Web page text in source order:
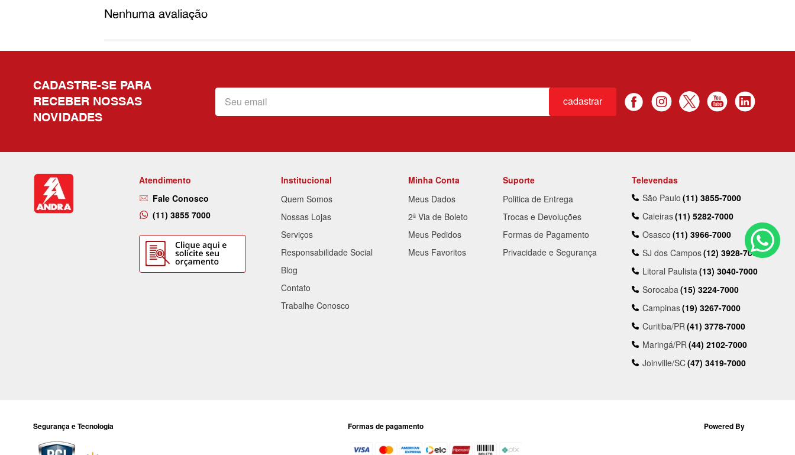
Nenhuma avaliação
CADASTRE-SE PARA
RECEBER NOSSAS
NOVIDADES
cadastrar
Atendimento
Fale Conosco
(11) 3855 7000
Institucional
Quem Somos
Nossas Lojas
Serviços
Responsabilidade Social
Blog
Contato
Trabalhe Conosco
Minha Conta
Meus Dados
2ª Via de Boleto
Meus Pedidos
Meus Favoritos
Suporte
Politica de Entrega
Trocas e Devoluções
Formas de Pagamento
Privacidade e Segurança
Televendas
São Paulo (11) 3855-7000
Caieiras(11) 5282-7000
Osasco (11) 3966-7000
SJ dos Campos(12) 3928-7000
Litoral Paulista(13) 3040-7000
Sorocaba(15) 3224-7000
Campinas(19) 3267-7000
Curitiba/PR(41) 3778-7000
Maringá/PR(44) 2102-7000
Joinville/SC(47) 3419-7000
Segurança e Tecnologia Formas de pagamento Powered By